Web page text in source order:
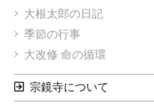
大根太郎の日記
季節の行事
大改修 命の循環
宗鏡寺について